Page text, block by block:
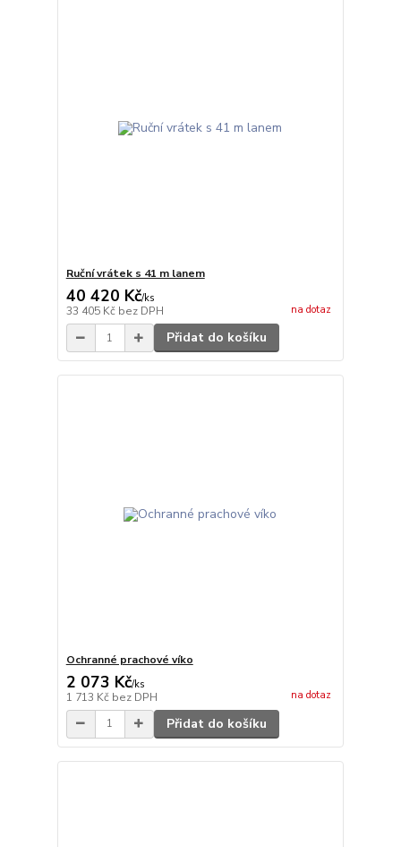
Ruční vrátek s 41 m lanem
40 420 Kč/ks
33 405 Kč bez DPH na dotaz
Přidat do košíku
Ochranné prachové víko
2 073 Kč/ks
1 713 Kč bez DPH na dotaz
Přidat do košíku